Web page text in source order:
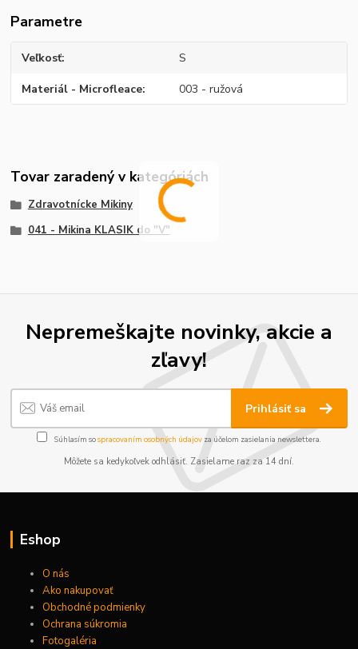
Parametre
Veľkosť S
Materiál - Microfleace 003 - ružová
Tovar zaradený v kategóriách
Zdravotnícke Mikiny
041 - Mikina KLASIK do "V"
Nepremeškajte novinky, akcie a
zľavy!
Prihlásiť sa
Súhlasím sospracovaním osobných údajov za účelom zasielania newslettera.
Môžete sa kedykoľvek odhlásiť. Zasielame raz za 14 dní.
Eshop
O nás
Ako nakupovať
Obchodné podmienky
Ochrana súkromia
Fotogaléria